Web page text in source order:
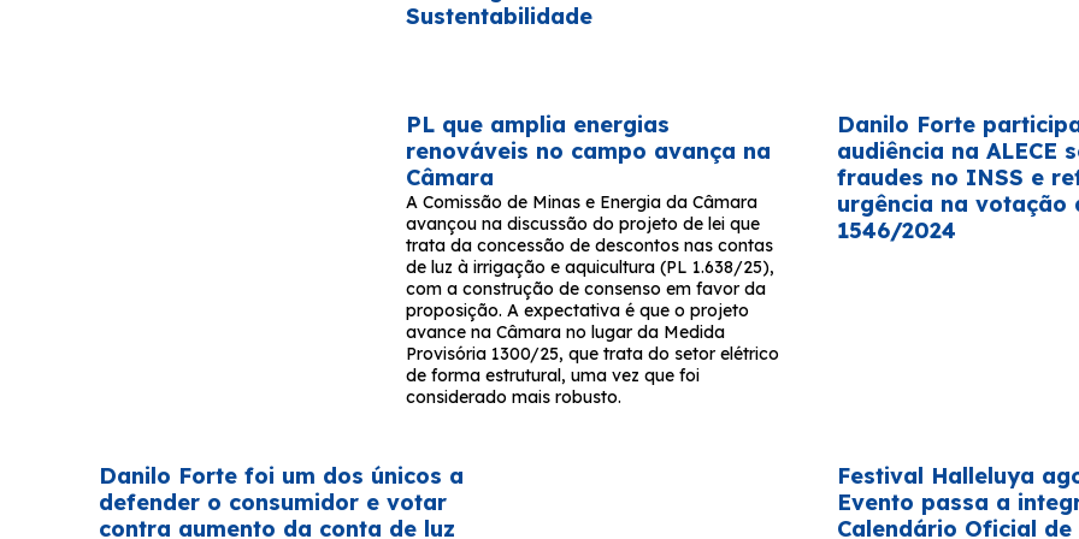
Sustentabilidade
PL que amplia energias
renováveis no campo avança na
Câmara
A Comissão de Minas e Energia da Câmara
avançou na discussão do projeto de lei que
trata da concessão de descontos nas contas
de luz à irrigação e aquicultura (PL 1.638/25),
com a construção de consenso em favor da
proposição. A expectativa é que o projeto
avance na Câmara no lugar da Medida
Provisória 1300/25, que trata do setor elétrico
de forma estrutural, uma vez que foi
considerado mais robusto.
Danilo Forte
audiência na ALECE
fraudes no INSS e
urgência na votação
1546/2024
Danilo Forte foi um dos únicos a
defender o consumidor e votar
contra aumento da conta de luz
Festival Halleluya
Evento passa a
Calendário Oficial